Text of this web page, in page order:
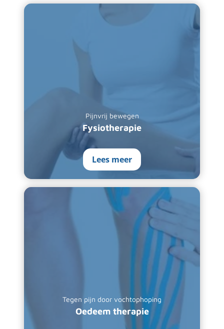
Pijnvrij bewegen
Fysiotherapie
Lees meer
Tegen pijn door vochtophoping
Oedeem therapie